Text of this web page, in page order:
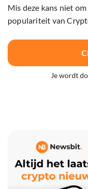
Mis deze kans niet
populariteit van
Je wordt